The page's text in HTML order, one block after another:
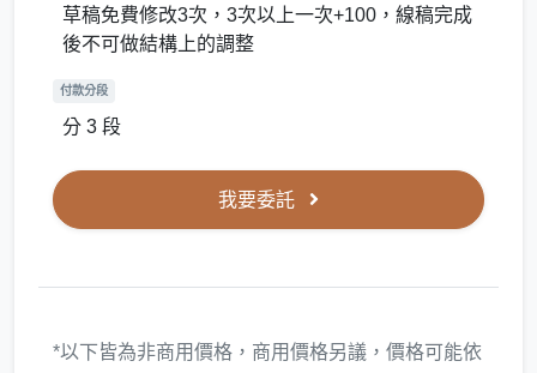
草稿免費修改3次，3次以上一次+100，線稿完成
後不可做結構上的調整
付款分段
分 3 段
我要委託
*以下皆為非商用價格，商用價格另議，價格可能依